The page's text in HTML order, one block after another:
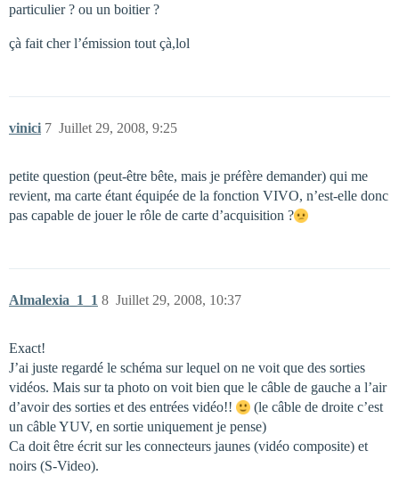
particulier ? ou un boitier ?
çà fait cher l’émission tout çà,lol
vinici Juillet 29, 2008, 9:25
7
petite question (peut-être bête, mais je préfère demander) qui me
revient, ma carte étant équipée de la fonction VIVO, n’est-elle donc
pas capable de jouer le rôle de carte d’acquisition ?
Almalexia_1_1 Juillet 29, 2008, 10:37
8
Exact!
J’ai juste regardé le schéma sur lequel on ne voit que des sorties
vidéos. Mais sur ta photo on voit bien que le câble de gauche a l’air
d’avoir des sorties et des entrées vidéo!!
(le câble de droite c’est
un câble YUV, en sortie uniquement je pense)
Ca doit être écrit sur les connecteurs jaunes (vidéo composite) et
noirs (S-Video).